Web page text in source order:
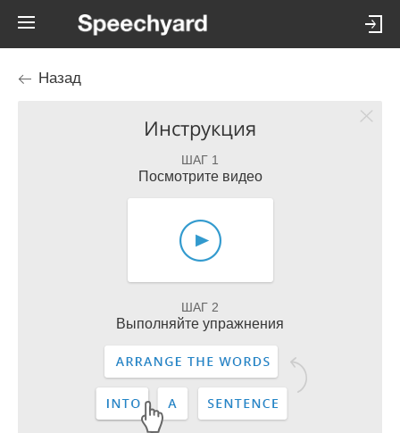
Назад
Инструкция
ШАГ 1
Посмотрите видео
ШАГ 2
Выполняйте упражнения